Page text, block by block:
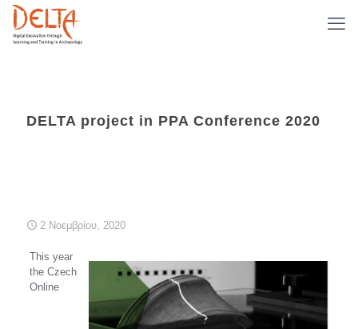
DELTA project in PPA Conference 2020
2 Νοεμβρίου, 2020
This year
the Czech
Online